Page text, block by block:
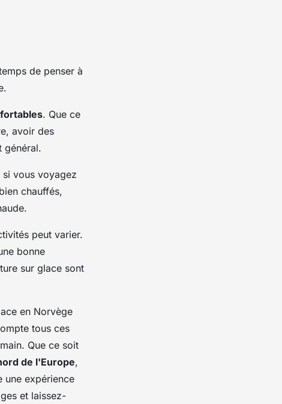
de penser à
. Que ce
avoir des
général.
vous voyagez
chauffés,
peut varier.
bonne
sur glace sont
en Norvège
tous ces
Que ce soit
de l'Europe,
une expérience
et laissez-